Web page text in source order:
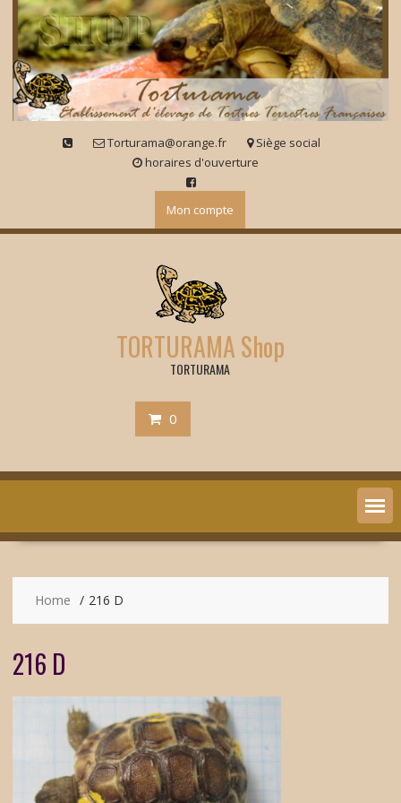
Skip
content
Torturama@orange.fr
Siège social
horaires d'ouverture
Mon compte
TORTURAMA Shop
TORTURAMA
0
Home 216 D
216 D